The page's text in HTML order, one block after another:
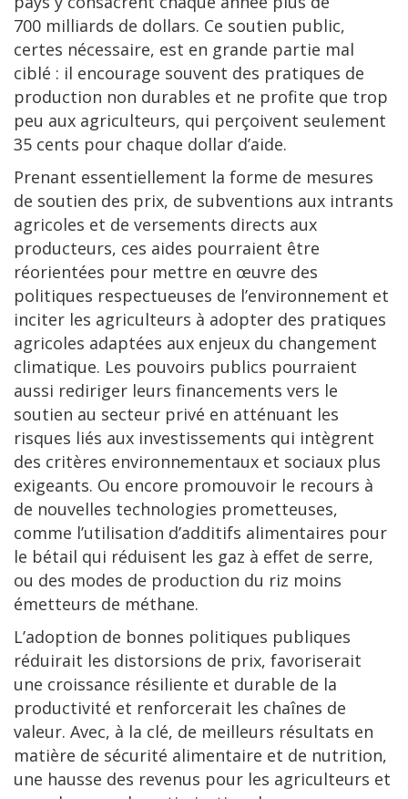
700 milliards de dollars. Ce soutien public,
certes nécessaire, est en grande partie mal
ciblé : il encourage souvent des pratiques de
production non durables et ne profite que trop
peu aux agriculteurs, qui perçoivent seulement
35 cents pour chaque dollar d’aide.
Prenant essentiellement la forme de mesures
de soutien des prix, de subventions aux intrants
agricoles et de versements directs aux
producteurs, ces aides pourraient être
réorientées pour mettre en œuvre des
politiques respectueuses de l’environnement et
inciter les agriculteurs à adopter des pratiques
agricoles adaptées aux enjeux du changement
climatique. Les pouvoirs publics pourraient
aussi rediriger leurs financements vers le
soutien au secteur privé en atténuant les
risques liés aux investissements qui intègrent
des critères environnementaux et sociaux plus
exigeants. Ou encore promouvoir le recours à
de nouvelles technologies prometteuses,
comme l’utilisation d’additifs alimentaires pour
le bétail qui réduisent les gaz à effet de serre,
ou des modes de production du riz moins
émetteurs de méthane.
L’adoption de bonnes politiques publiques
réduirait les distorsions de prix, favoriserait
une croissance résiliente et durable de la
productivité et renforcerait les chaînes de
valeur. Avec, à la clé, de meilleurs résultats en
matière de sécurité alimentaire et de nutrition,
une hausse des revenus pour les agriculteurs et